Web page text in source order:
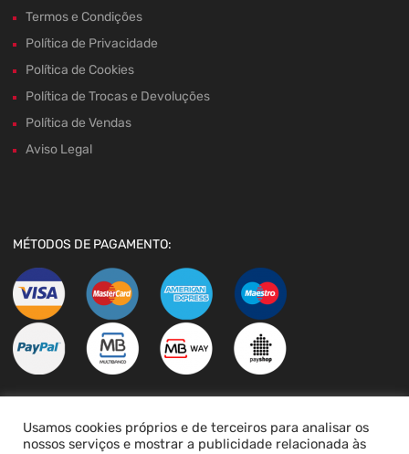
Termos e Condições
Política de Privacidade
Política de Cookies
Política de Trocas e Devoluções
Política de Vendas
Aviso Legal
MÉTODOS DE PAGAMENTO:
LIVRO DE RECLAMAÇÕES
Usamos cookies próprios e de terceiros para analisar os
nossos serviços e mostrar a publicidade relacionada às